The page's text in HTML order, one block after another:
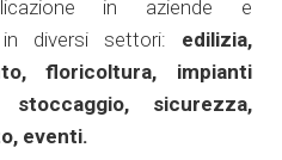
in aziende e
in diversi settori: edilizia,
floricoltura, impianti
sicurezza,
eventi.